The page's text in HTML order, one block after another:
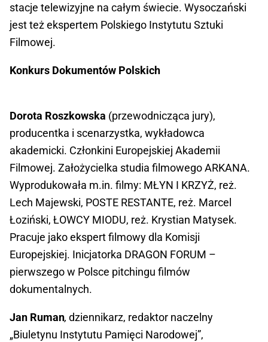
stacje telewizyjne na całym świecie. Wysoczański
jest też ekspertem Polskiego Instytutu Sztuki
Filmowej.
Konkurs Dokumentów Polskich
Dorota Roszkowska (przewodnicząca jury),
producentka i scenarzystka, wykładowca
akademicki. Członkini Europejskiej Akademii
Filmowej. Założycielka studia filmowego ARKANA.
Wyprodukowała m.in. filmy: MŁYN I KRZYŻ, reż.
Lech Majewski, POSTE RESTANTE, reż. Marcel
Łoziński, ŁOWCY MIODU, reż. Krystian Matysek.
Pracuje jako ekspert filmowy dla Komisji
Europejskiej. Inicjatorka DRAGON FORUM –
pierwszego w Polsce pitchingu filmów
dokumentalnych.
Jan Ruman, dziennikarz, redaktor naczelny
„Biuletynu Instytutu Pamięci Narodowej”,